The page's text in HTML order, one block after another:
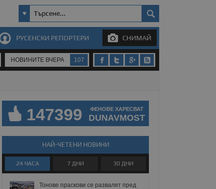
РУСЕНСКИ РЕПОРТЕРИ СНИМАЙ
НОВИНИТЕ ВЧЕРА 107
147399 ФЕНОВЕ ХАРЕСВАТ
DUNAVMOST
НАЙ-ЧЕТЕНИ НОВИНИ
24 ЧАСА 7 ДНИ 30 ДНИ
Тонове праскови се развалят пред